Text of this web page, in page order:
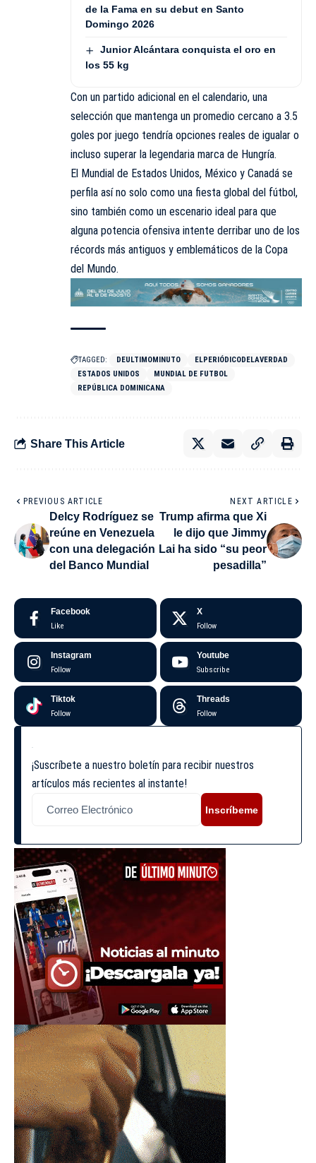
de la Fama en su debut en Santo
Domingo 2026
Junior Alcántara conquista el oro en
los 55 kg
Con un partido adicional en el calendario, una
selección que mantenga un promedio cercano a 3.5
goles por juego tendría opciones reales de igualar o
incluso superar la legendaria marca de Hungría.
El Mundial de Estados Unidos, México y Canadá se
perfila así no solo como una fiesta global del fútbol,
sino también como un escenario ideal para que
alguna potencia ofensiva intente derribar uno de los
récords más antiguos y emblemáticos de la Copa
del Mundo.
TAGGED: DEULTIMOMINUTO
ELPERIÓDICODELAVERDAD
ESTADOS UNIDOS
MUNDIAL DE FUTBOL
REPÚBLICA DOMINICANA
Share This Article
PREVIOUS ARTICLE
Delcy Rodríguez se
reúne en Venezuela
con una delegación
del Banco Mundial
NEXT ARTICLE
Trump afirma que Xi
le dijo que Jimmy
Lai ha sido “su peor
pesadilla”
Facebook
Like
X
Follow
Instagram
Follow
Youtube
Subscribe
Tiktok
Follow
Threads
Follow
¡Suscríbete a nuestro boletín para recibir nuestros
artículos más recientes al instante!
Inscríbeme